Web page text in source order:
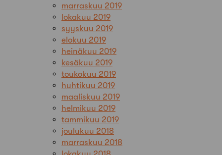
marraskuu 2019
lokakuu 2019
syyskuu 2019
elokuu 2019
heinäkuu 2019
kesäkuu 2019
toukokuu 2019
huhtikuu 2019
maaliskuu 2019
helmikuu 2019
tammikuu 2019
joulukuu 2018
marraskuu 2018